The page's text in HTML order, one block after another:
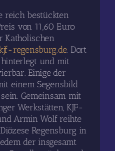
reich bestückten
von 11,60 Euro
Katholischen
regensburg.de. Dort
und mit
Einige der
einem Segensbild
Gemeinsam mit
Werkstätten, KJF-
Armin Wolf reihte
Regensburg in
der insgesamt